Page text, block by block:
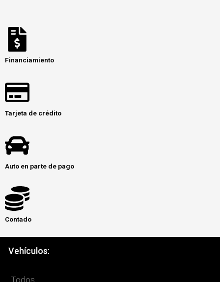
Financiamiento
Tarjeta de crédito
Auto en parte de pago
Contado
Vehículos:
Todos